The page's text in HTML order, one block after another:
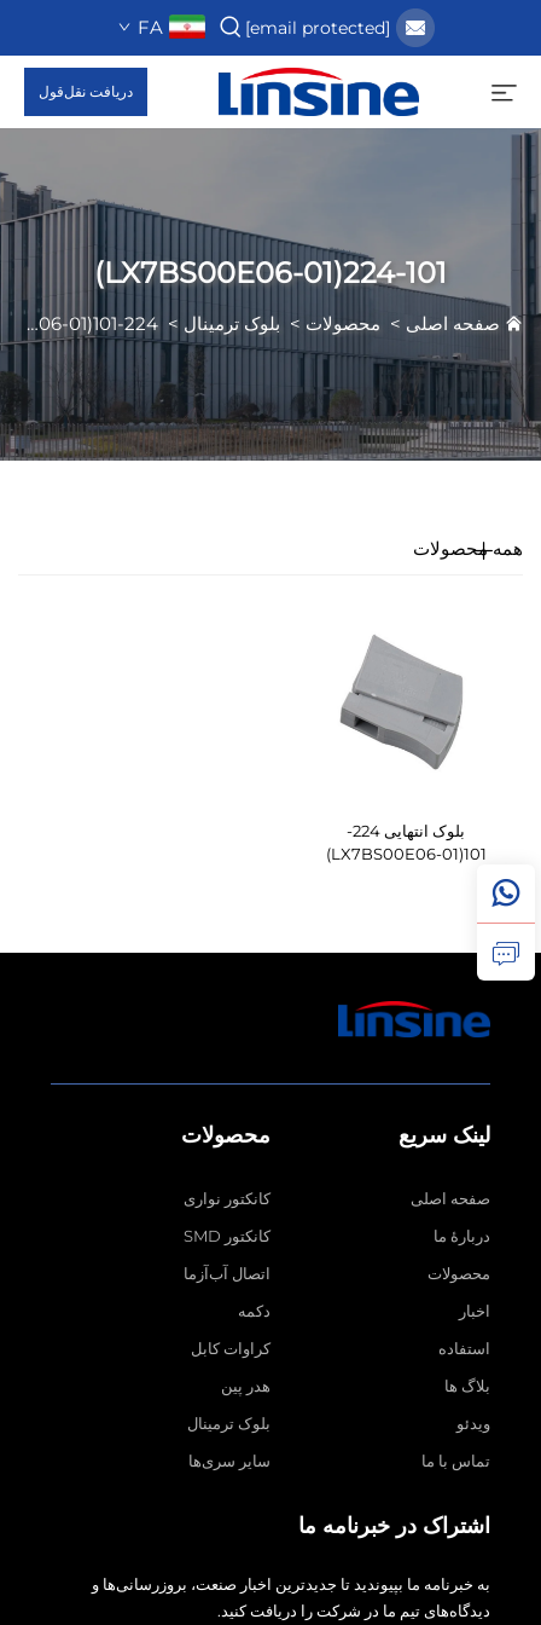
[email protected]
FA
دریافت نقل‌قول
224-101(LX7BS00E06-01)
صفحه اصلی > محصولات > بلوک ترمینال >
224-101(LX7BS00E06-01)
همه محصولات
بلوک انتهایی 224-
101(LX7BS00E06-01)
لینک سریع
صفحه اصلی
دربارهٔ ما
محصولات
اخبار
استفاده
بلاگ ها
ویدئو
تماس با ما
محصولات
کانکتور نواری
کانکتور SMD
اتصال آب‌آزما
دکمه
کراوات کابل
هدر پین
بلوک ترمینال
سایر سری‌ها
اشتراک در خبرنامه ما
به خبرنامه ما بپیوندید تا جدیدترین اخبار صنعت، بروزرسانی‌ها و
دیدگاه‌های تیم ما در شرکت را دریافت کنید.